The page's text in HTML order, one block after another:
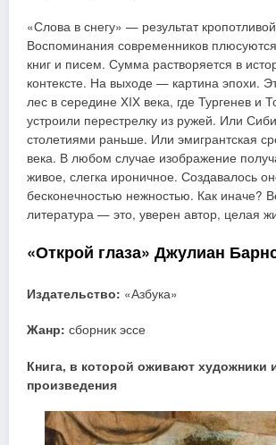
«Слова в снегу» — результат
Воспоминания современников
книг и писем. Сумма растворяется в
контексте. На выходе — картина эпохи.
лес в середине XIX века, где Тургенев и
устроили перестрелку из ружей. Или
столетиями раньше. Или эмигрантская
века. В любом случае изображение
живое, слегка ироничное. Создавалось
бесконечностью нежностью. Как иначе?
литература — это, уверен автор, целая
«Открой глаза» Джулиан
Издательство: «Азбука»
Жанр: сборник эссе
Книга, в которой оживают художники
произведения